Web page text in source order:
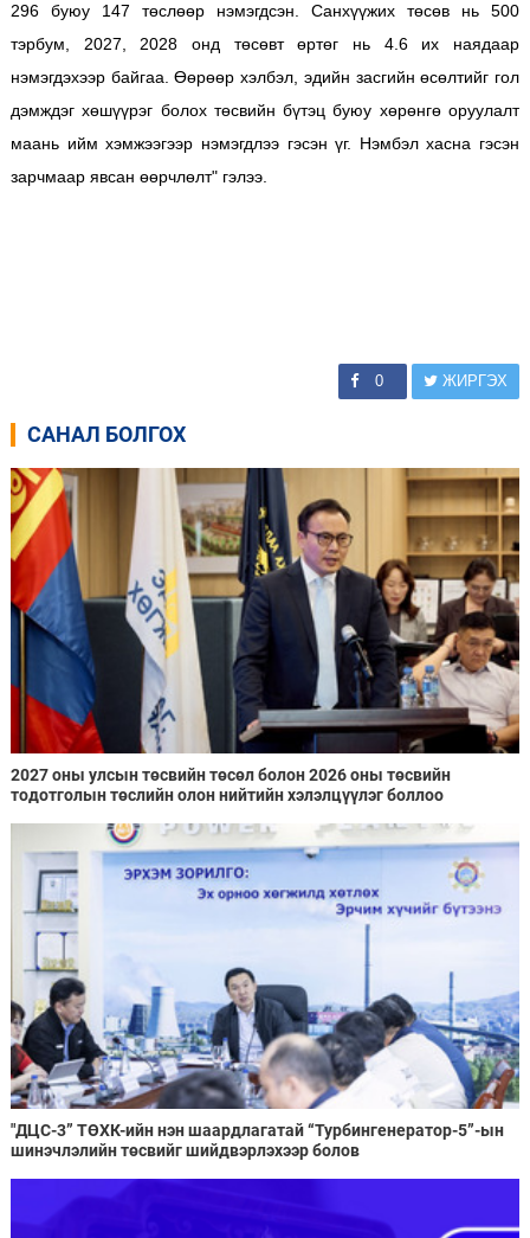
296 буюу 147 төслөөр нэмэгдсэн. Санхүүжих төсөв нь 500
тэрбум, 2027, 2028 онд төсөвт өртөг нь 4.6 их наядаар
нэмэгдэхээр байгаа. Өөрөөр хэлбэл, эдийн засгийн өсөлтийг гол
дэмждэг хөшүүрэг болох төсвийн бүтэц буюу хөрөнгө оруулалт
маань ийм хэмжээгээр нэмэгдлээ гэсэн үг. Нэмбэл хасна гэсэн
зарчмаар явсан өөрчлөлт" гэлээ.
0 ЖИРГЭХ
САНАЛ БОЛГОХ
2027 оны улсын төсвийн төсөл болон 2026 оны төсвийн
тодотголын төслийн олон нийтийн хэлэлцүүлэг боллоо
"ДЦС-3” ТӨХК-ийн нэн шаардлагатай “Турбингенератор-5”-ын
шинэчлэлийн төсвийг шийдвэрлэхээр болов